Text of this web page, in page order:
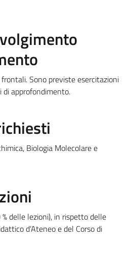
Sono previste esercitazioni
approfondimento.
Biologia Molecolare e
delle lezioni), in rispetto delle
d’Ateneo e del Corso di